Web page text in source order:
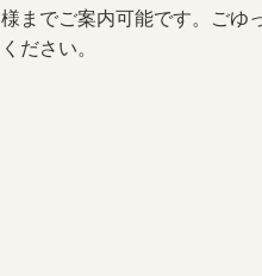
様までご案内可能です。ごゆ
ください。